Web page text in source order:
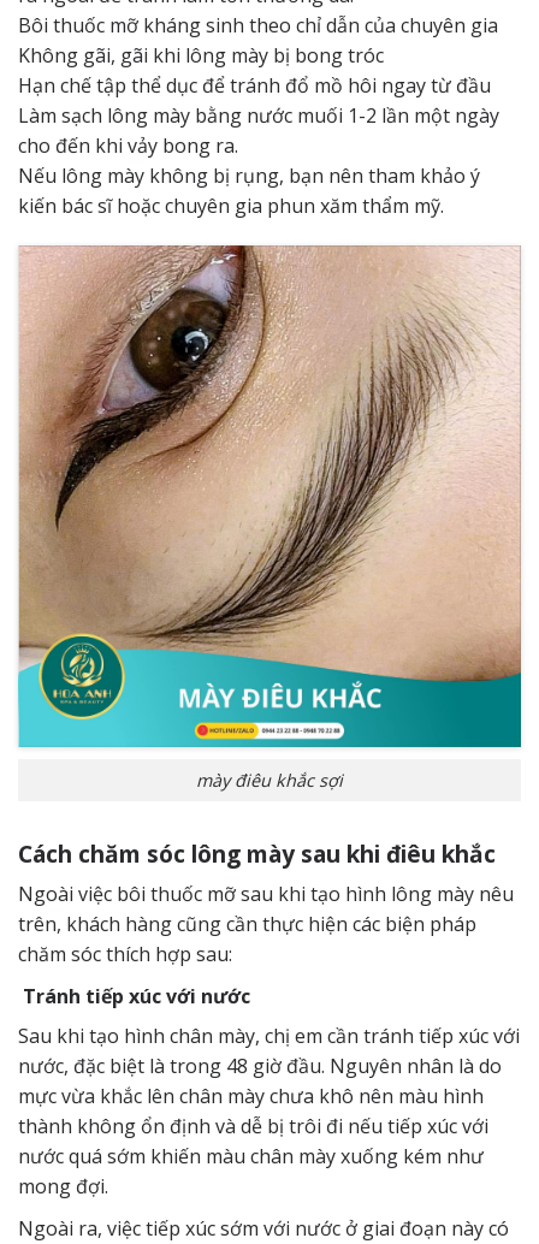
Bôi thuốc mỡ kháng sinh theo chỉ dẫn của chuyên gia
Không gãi, gãi khi lông mày bị bong tróc
Hạn chế tập thể dục để tránh đổ mồ hôi ngay từ đầu
Làm sạch lông mày bằng nước muối 1-2 lần một ngày
cho đến khi vảy bong ra.
Nếu lông mày không bị rụng, bạn nên tham khảo ý
kiến ​​bác sĩ hoặc chuyên gia phun xăm thẩm mỹ.
mày điêu khắc sợi
Cách chăm sóc lông mày sau khi điêu khắc
Ngoài việc bôi thuốc mỡ sau khi tạo hình lông mày nêu
trên, khách hàng cũng cần thực hiện các biện pháp
chăm sóc thích hợp sau:
Tránh tiếp xúc với nước
Sau khi tạo hình chân mày, chị em cần tránh tiếp xúc với
nước, đặc biệt là trong 48 giờ đầu. Nguyên nhân là do
mực vừa khắc lên chân mày chưa khô nên màu hình
thành không ổn định và dễ bị trôi đi nếu tiếp xúc với
nước quá sớm khiến màu chân mày xuống kém như
mong đợi.
Ngoài ra, việc tiếp xúc sớm với nước ở giai đoạn này có